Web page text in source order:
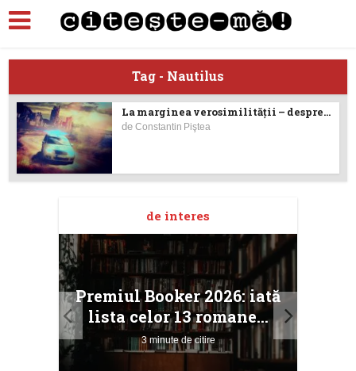
Tag - Nautilus
La marginea verosimilităţii – despre...
deConstantin Piştea
de interes
Premiul Booker 2026: iată
lista celor 13 romane...
3 minute de citire